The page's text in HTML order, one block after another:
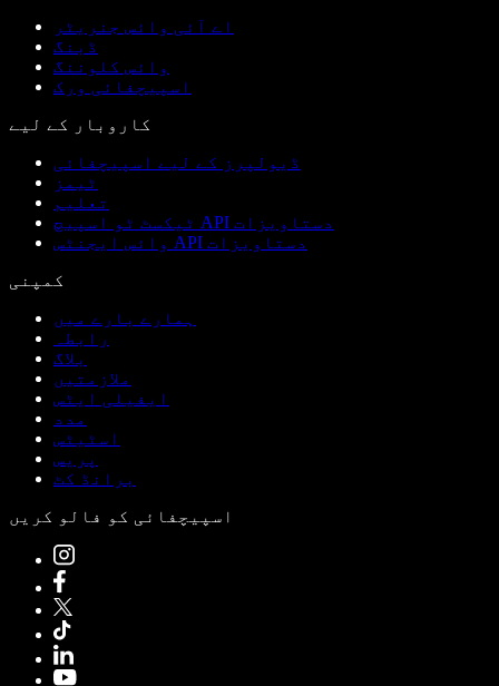
اے آئی وائس جنریٹر
ڈبنگ
وائس کلوننگ
اسپیچفائی ورک
کاروبار کے لیے
ڈیولپرز کے لیے اسپیچفائی
ٹیمز
تعلیم
ٹیکسٹ ٹو اسپیچ API دستاویزات
وائس ایجنٹس API دستاویزات
کمپنی
ہمارے بارے میں
رابطہ
بلاگ
ملازمتیں
ایفیلی ایٹس
مدد
اسٹیٹس
پریس
برانڈ کٹ
اسپیچفائی کو فالو کریں